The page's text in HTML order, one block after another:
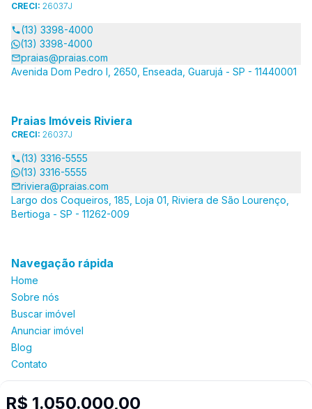
R$ 1.050.000,00
CRECI: 26037J
(13) 3398-4000
(13) 3398-4000
praias@praias.com
Avenida Dom Pedro I, 2650, Enseada, Guarujá - SP - 11440001
Praias Imóveis Riviera
CRECI: 26037J
(13) 3316-5555
(13) 3316-5555
riviera@praias.com
Largo dos Coqueiros, 185, Loja 01, Riviera de São Lourenço,
Bertioga - SP - 11262-009
Navegação rápida
Home
Sobre nós
Buscar imóvel
Anunciar imóvel
Blog
Contato